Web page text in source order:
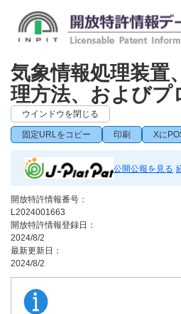
気象情報処理装置
理方法、およびプ
ウインドウを閉じる
固定URLをコピー 印刷 Xに
公開公報を見る
開放特許情報番号：
L2024001663
開放特許情報登録日：
2024/8/2
最新更新日：
2024/8/2